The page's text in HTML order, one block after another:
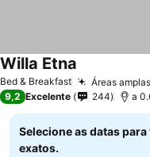
Bed & Breakfast Áreas
Willa Etna
9,2 Excelente 244 a
Selecione as datas
exatos.